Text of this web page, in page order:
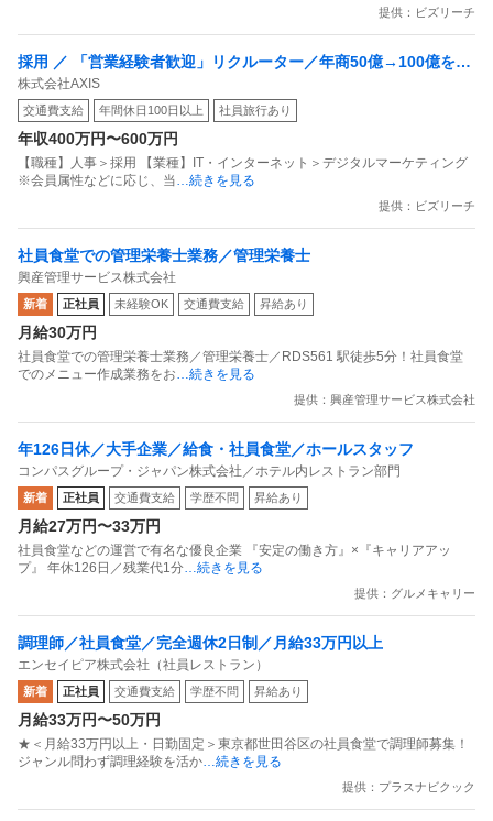
提供：ビズリーチ
採用 ／ 「営業経験者歓迎」リクルーター／年商50億→100億を目
指す急成長ベンチャーの事業・組織拡大を牽引するポジション
株式会社AXIS
交通費支給 年間休日100日以上 社員旅行あり
年収400万円〜600万円
【職種】人事＞採用 【業種】IT・インターネット＞デジタルマーケティング
※会員属性などに応じ、当…続きを見る
提供：ビズリーチ
社員食堂での管理栄養士業務／管理栄養士
興産管理サービス株式会社
新着 正社員 未経験OK 交通費支給 昇給あり
月給30万円
社員食堂での管理栄養士業務／管理栄養士／RDS561 駅徒歩5分！社員食堂
でのメニュー作成業務をお…続きを見る
提供：興産管理サービス株式会社
年126日休／大手企業／給食・社員食堂／ホールスタッフ
コンパスグループ・ジャパン株式会社／ホテル内レストラン部門
新着 正社員 交通費支給 学歴不問 昇給あり
月給27万円〜33万円
社員食堂などの運営で有名な優良企業 『安定の働き方』×『キャリアアッ
プ』 年休126日／残業代1分…続きを見る
提供：グルメキャリー
調理師／社員食堂／完全週休2日制／月給33万円以上
エンセイピア株式会社（社員レストラン）
新着 正社員 交通費支給 学歴不問 昇給あり
月給33万円〜50万円
★＜月給33万円以上・日勤固定＞東京都世田谷区の社員食堂で調理師募集！
ジャンル問わず調理経験を活か…続きを見る
提供：プラスナビクック